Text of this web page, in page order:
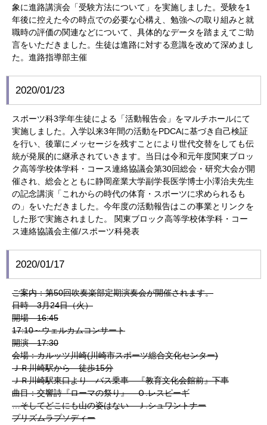
象に進路講演会「受験方法について」を実施しました。受験を1
年後に控えた今の時点での必要な心構え、勉強への取り組みと就
職時の評価の関連などについて、具体的なデータを踏まえてご助
言をいただきました。生徒は進路に対する意識を改めて深めまし
た。進路指導部主催
2020/01/23
スポーツ科3学年生徒による「活動報告会」をマルチホールにて
実施しました。入学以来3年間の活動をPDCAに基づき自己検証
を行い、後輩にメッセージを残すことにより世代交替をしても伝
統が発展的に継承されていきます。当日は令和元年度関東ブロッ
ク高等学校体学科・コース連絡協議会第30回総会・研究大会が開
催され、総会とともに静岡産業大学副学長医学博士小澤治夫先生
の記念講演「これからの時代の体育・スポーツに求められるも
の」をいただきました。今年度の活動報告はこの事業とリンクを
した形で実施されました。 関東ブロック高等学校体学科・コー
ス連絡協議会主催/スポーツ科発表
2020/01/17
ご案内：第50回吹奏楽部定期演奏会が開催されます。
日時 3月24日（火）
開場 16:45
17:10～ウェルカムコンサート
開演 17:30
会場：カルッツ川崎(川崎市スポーツ総合文化センター)
ＪＲ川崎駅から 徒歩15分
ＪＲ川崎駅東口より バス乗車 『教育文化会館前』下車
曲目：交響詩『ローマの祭り』 Ｏ.レスピーギ
…そしてどこにも山の姿はない Ｊ.シュワントナー
プリズムラプソディー